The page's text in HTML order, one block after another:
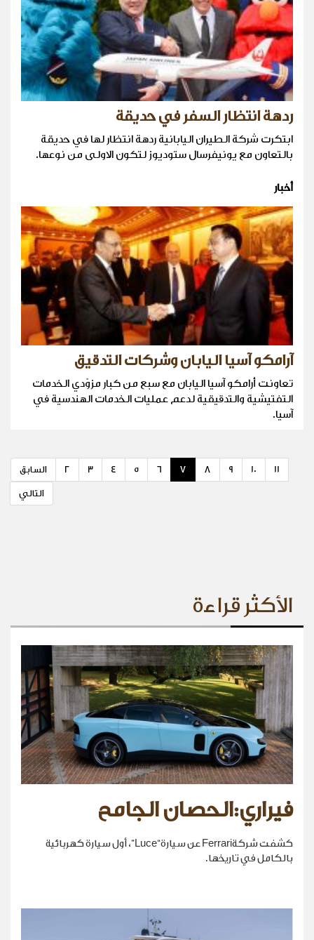
ردهة انتظار السفر في حديقة
ابتكرت شركة الطيران اليابانية ردهة انتظار لها في حديقة
بالتعاون مع يونيفرسال ستوديوز لتكون الاولى من نوعها.
أخبار
آرامكو آسيا اليابان وشركات التدقيق
تعاونت أرامكو آسيا اليابان مع سبع من كبار مزوّدي الخدمات
التفتيشية والتدقيقية لدعم عمليات الخدمات الهندسية في
آسيا.
السابق 2 3 4 5 6 7 8 9 10 11
التالي
الأكثر قراءة
فيراري:الحصان الجامح
كشفت شركةFerrari عن سيارة“Luce”، أول سيارة كهربائية
بالكامل في تاريخها.